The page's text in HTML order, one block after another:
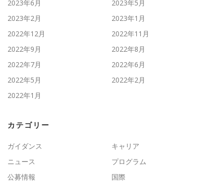
2023年6月
2023年5月
2023年2月
2023年1月
2022年12月
2022年11月
2022年9月
2022年8月
2022年7月
2022年6月
2022年5月
2022年2月
2022年1月
カテゴリー
ガイダンス
キャリア
ニュース
プログラム
公募情報
国際